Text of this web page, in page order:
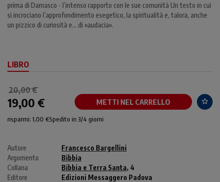
prima di Damasco - l’intenso rapporto con le sue comunità Un testo in cui
si incrociano l’approfondimento esegetico, la spiritualità e, talora, anche
un pizzico di curiosità e… di «audacia».
LIBRO
20,00 €
19,00 € METTI NEL CARRELLO
risparmi: 1,00 €Spedito in 3/4 giorni
Autore
Francesco Bargellini
Argomento
Bibbia
Collana
Bibbia e Terra Santa, 4
Editore
Edizioni Messaggero Padova